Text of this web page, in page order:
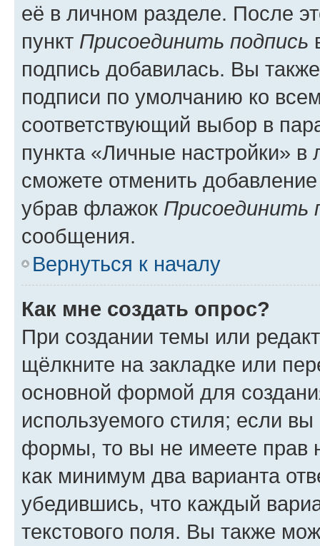
её в личном разделе. После
пункт Присоединить подпись
подпись добавилась. Вы
подписи по умолчанию ко
соответствующий выбор в
пункта «Личные настройки»
сможете отменить
убрав флажок Присоединить
сообщения.
Вернуться к началу
Как мне создать опрос?
При создании темы или
щёлкните на закладке или
основной формой для
используемого стиля; если
формы, то вы не имеете прав
как минимум два варианта
убедившись, что каждый
текстового поля. Вы также